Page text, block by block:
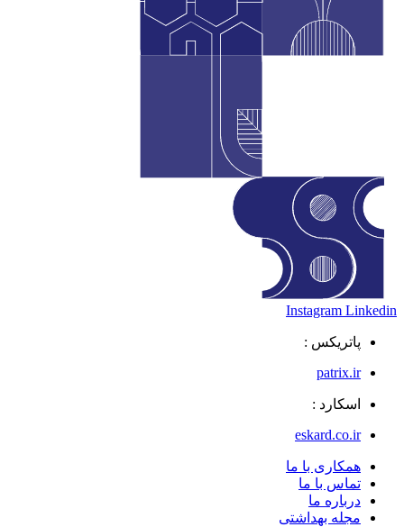
Instagram Linkedin
پاتریکس :
patrix.ir
اسکارد :
eskard.co.ir
همکاری با ما
تماس با ما
درباره ما
مجله بهداشتی